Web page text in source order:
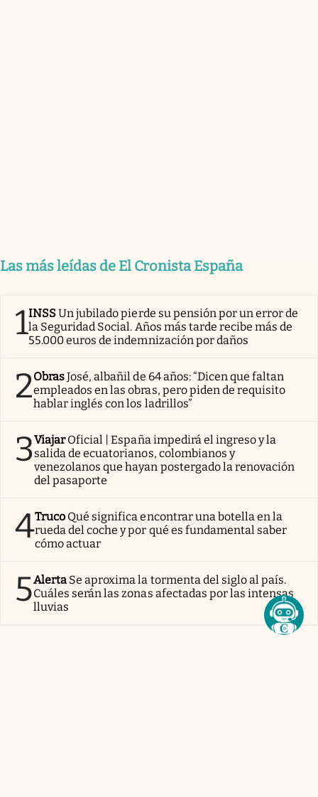
Las más leídas de El Cronista España
1INSSUn jubilado pierde su pensión por un error de
la Seguridad Social. Años más tarde recibe más de
55.000 euros de indemnización por daños
2ObrasJosé, albañil de 64 años: “Dicen que faltan
empleados en las obras, pero piden de requisito
hablar inglés con los ladrillos”
3Viajar Oficial | España impedirá el ingreso y la
salida de ecuatorianos, colombianos y
venezolanos que hayan postergado la renovación
del pasaporte
4Truco Qué significa encontrar una botella en la
rueda del coche y por qué es fundamental saber
cómo actuar
5Alerta Se aproxima la tormenta del siglo al país.
Cuáles serán las zonas afectadas por las intensas
lluvias